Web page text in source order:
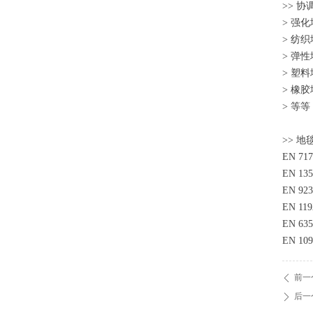
>> 协
> 强化
> 纺织
> 弹性
> 塑料
> 橡胶
> 等等
>> 地
EN
EN
EN
EN
EN
EN
ꄴ 前一
ꄲ 后一